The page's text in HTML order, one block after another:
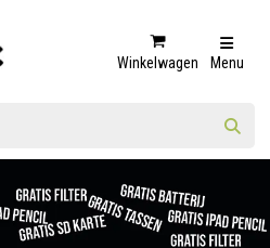
Winkelwagen Menu